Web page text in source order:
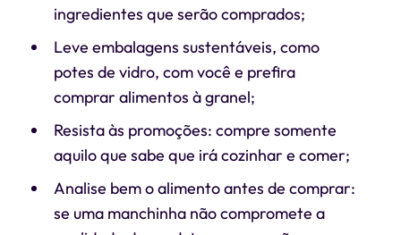
ingredientes que serão comprados;
Leve embalagens sustentáveis, como
potes de vidro, com você e prefira
comprar alimentos à granel;
Resista às promoções: compre somente
aquilo que sabe que irá cozinhar e comer;
Analise bem o alimento antes de comprar:
se uma manchinha não compromete a